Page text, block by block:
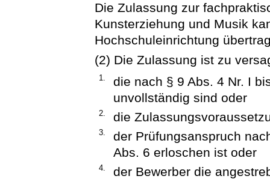
Die Zulassung zur
Kunsterziehung und Musik
Hochschuleinrichtung
(2) Die Zulassung ist zu
1.
die nach § 9 Abs. 4 Nr. I
unvollständig sind oder
2. die
3.
der Prüfungsanspruch
Abs. 6 erloschen ist oder
4.
der Bewerber die